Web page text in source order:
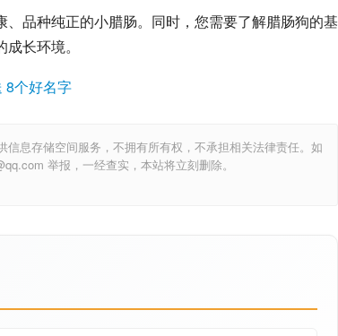
品种纯正的小腊肠。同时，您需要了解腊肠狗的基
长环境。
8个好名字
息存储空间服务，不拥有所有权，不承担相关法律责任。如
举报，一经查实，本站将立刻删除。